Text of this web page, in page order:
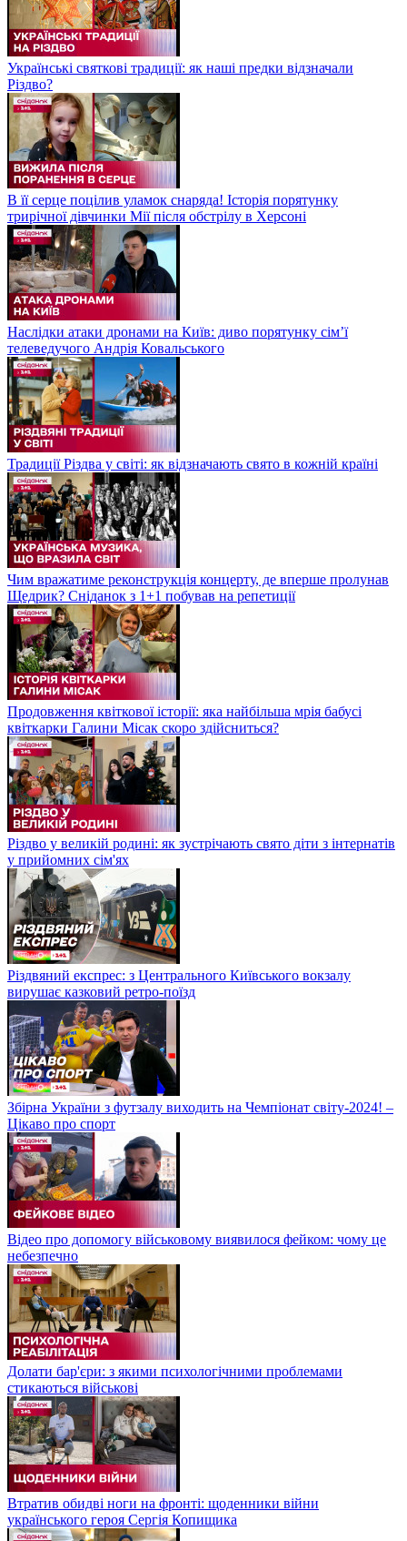
Українські святкові традиції: як наші предки відзначали
Різдво?
В її серце поцілив уламок снаряда! Історія порятунку
трирічної дівчинки Мії після обстрілу в Херсоні
Наслідки атаки дронами на Київ: диво порятунку сім’ї
телеведучого Андрія Ковальського
Традиції Різдва у світі: як відзначають свято в кожній країні
Чим вражатиме реконструкція концерту, де вперше пролунав
Щедрик? Сніданок з 1+1 побував на репетиції
Продовження квіткової історії: яка найбільша мрія бабусі
квіткарки Галини Місак скоро здійсниться?
Різдво у великій родині: як зустрічають свято діти з інтернатів
у прийомних сім'ях
Різдвяний експрес: з Центрального Київського вокзалу
вирушає казковий ретро-поїзд
Збірна України з футзалу виходить на Чемпіонат світу-2024! –
Цікаво про спорт
Відео про допомогу військовому виявилося фейком: чому це
небезпечно
Долати бар'єри: з якими психологічними проблемами
стикаються військові
Втратив обидві ноги на фронті: щоденники війни
українського героя Сергія Копищика